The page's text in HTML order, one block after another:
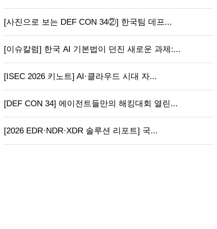
[사진으로 보는 DEF CON 34②] 한국팀 데프...
[이슈칼럼] 한국 AI 기본법이 던진 새로운 과제:...
[ISEC 2026 키노트] AI·클라우드 시대 자...
[DEF CON 34] 에이전트들만의 해킹대회 열린...
[2026 EDR·NDR·XDR 솔루션 리포트] 국...